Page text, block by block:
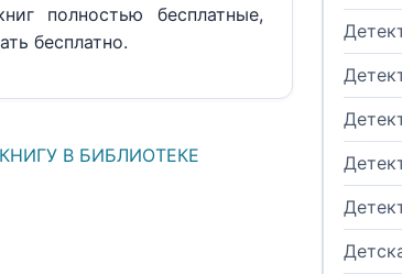
полностью бесплатные,
бесплатно.
В БИБЛИОТЕКЕ